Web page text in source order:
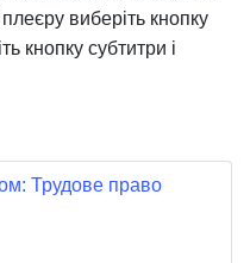
виберіть кнопку
кнопку субтитри і